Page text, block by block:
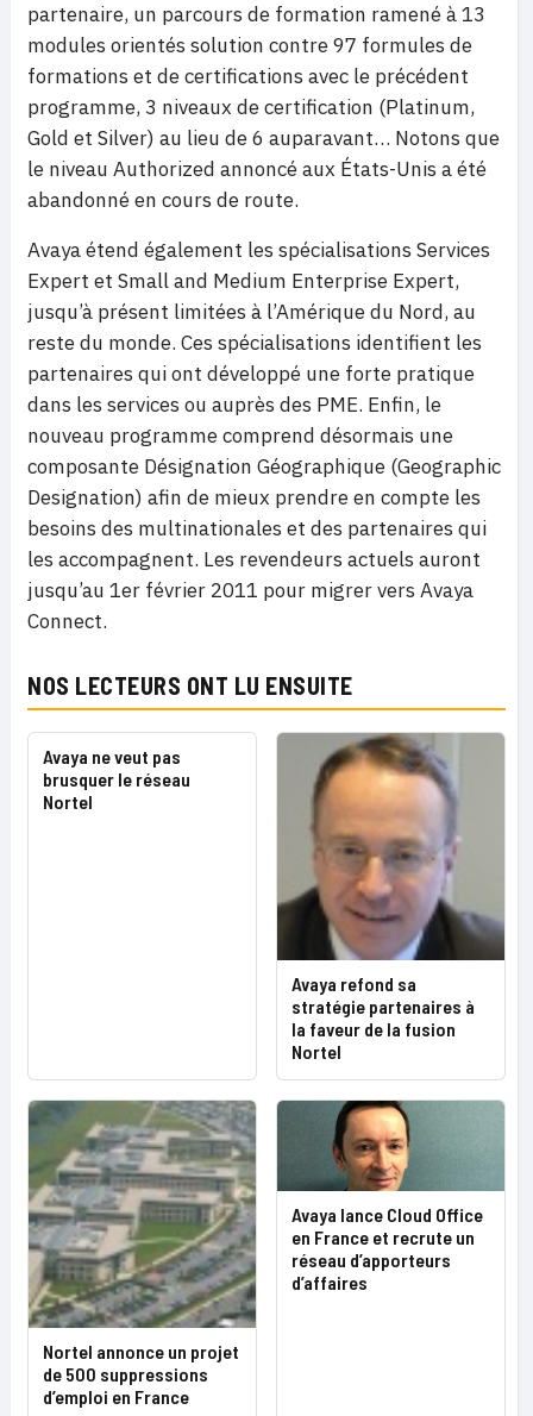
partenaire, un parcours de formation ramené à 13
modules orientés solution contre 97 formules de
formations et de certifications avec le précédent
programme, 3 niveaux de certification (Platinum,
Gold et Silver) au lieu de 6 auparavant… Notons que
le niveau Authorized annoncé aux États-Unis a été
abandonné en cours de route.
Avaya étend également les spécialisations Services
Expert et Small and Medium Enterprise Expert,
jusqu’à présent limitées à l’Amérique du Nord, au
reste du monde. Ces spécialisations identifient les
partenaires qui ont développé une forte pratique
dans les services ou auprès des PME. Enfin, le
nouveau programme comprend désormais une
composante Désignation Géographique (Geographic
Designation) afin de mieux prendre en compte les
besoins des multinationales et des partenaires qui
les accompagnent. Les revendeurs actuels auront
jusqu’au 1er février 2011 pour migrer vers Avaya
Connect.
NOS LECTEURS ONT LU ENSUITE
Avaya ne veut pas
brusquer le réseau
Nortel
Avaya refond sa
stratégie partenaires à
la faveur de la fusion
Nortel
Nortel annonce un projet
de 500 suppressions
d’emploi en France
Avaya lance Cloud Office
en France et recrute un
réseau d’apporteurs
d’affaires